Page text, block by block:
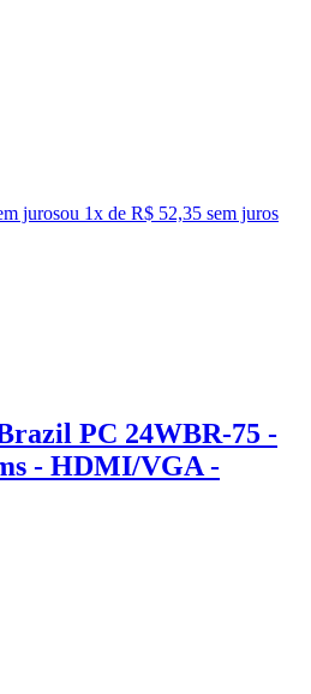
jurosou 1x de R$ 52,35 sem juros
PC 24WBR-75 -
- HDMI/VGA -